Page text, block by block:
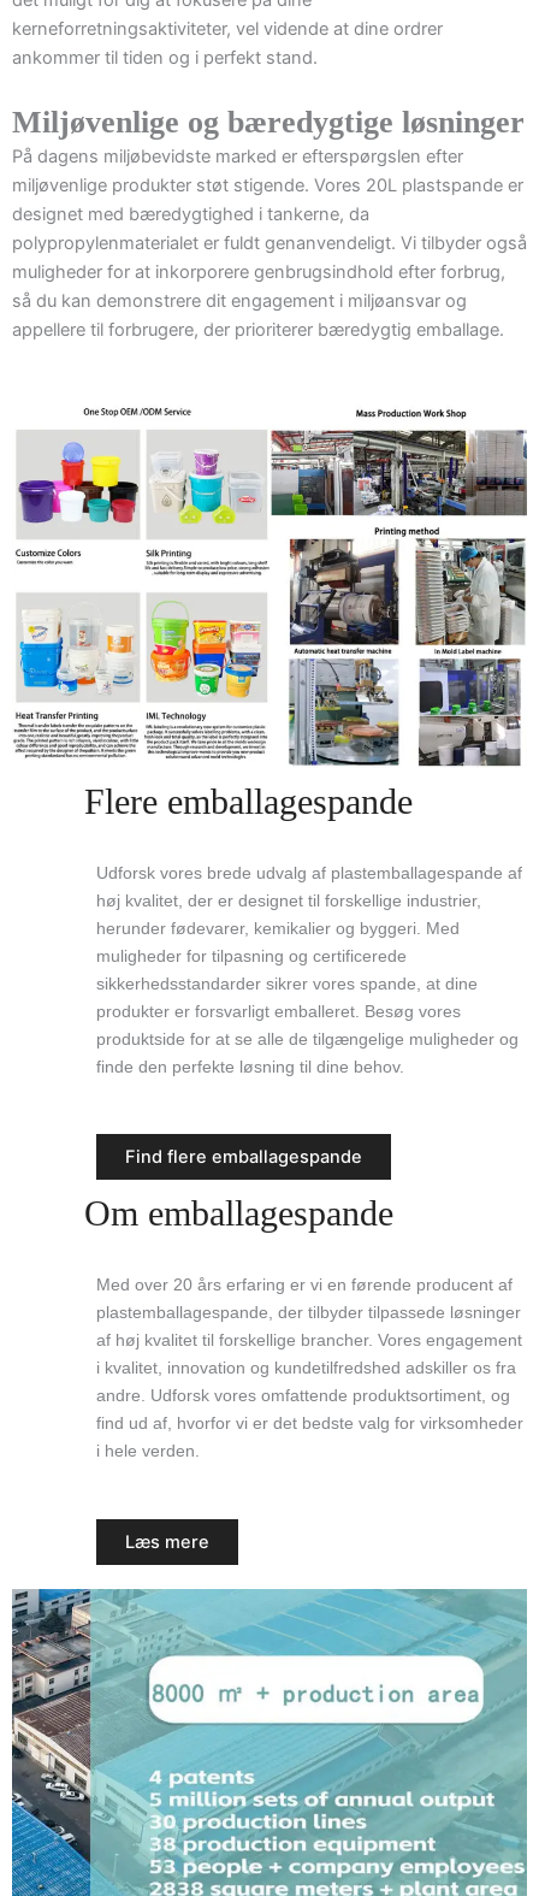
kerneforretningsaktiviteter, vel vidende at dine ordrer
ankommer til tiden og i perfekt stand.
Miljøvenlige og bæredygtige løsninger
På dagens miljøbevidste marked er efterspørgslen efter
miljøvenlige produkter støt stigende. Vores 20L plastspande er
designet med bæredygtighed i tankerne, da
polypropylenmaterialet er fuldt genanvendeligt. Vi tilbyder også
muligheder for at inkorporere genbrugsindhold efter forbrug,
så du kan demonstrere dit engagement i miljøansvar og
appellere til forbrugere, der prioriterer bæredygtig emballage.
Flere emballagespande
Udforsk vores brede udvalg af plastemballagespande af
høj kvalitet, der er designet til forskellige industrier,
herunder fødevarer, kemikalier og byggeri. Med
muligheder for tilpasning og certificerede
sikkerhedsstandarder sikrer vores spande, at dine
produkter er forsvarligt emballeret. Besøg vores
produktside for at se alle de tilgængelige muligheder og
finde den perfekte løsning til dine behov.
Find flere emballagespande
Om emballagespande
Med over 20 års erfaring er vi en førende producent af
plastemballagespande, der tilbyder tilpassede løsninger
af høj kvalitet til forskellige brancher. Vores engagement
i kvalitet, innovation og kundetilfredshed adskiller os fra
andre. Udforsk vores omfattende produktsortiment, og
find ud af, hvorfor vi er det bedste valg for virksomheder
i hele verden.
Læs mere